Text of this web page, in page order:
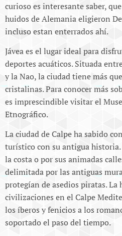
curioso es interesante saber,
huidos de Alemania eligieron
incluso estan enterrados ahí.
Jávea es el lugar ideal para
deportes acuáticos. Situada
y la Nao, la ciudad tiene más
cristalinas. Para conocer más
es imprescindible visitar el
Etnográfico.
La ciudad de Calpe ha sabido
turístico con su antigua historia.
la costa o por sus animadas
delimitada por las antiguas
protegían de asedios piratas. La
civilizaciones en el Calpe
los íberos y fenicios a los
soportado el paso del tiempo.